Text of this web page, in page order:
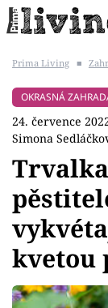
BYDLENÍ
Témata
Bydlení
Zahrada
Prima Living ■
OKRASNÁ
24. července
Simona
kvetou